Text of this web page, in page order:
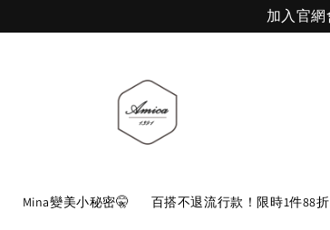
Mina變美小秘密🤫 百搭不退流行款！限時1件88折